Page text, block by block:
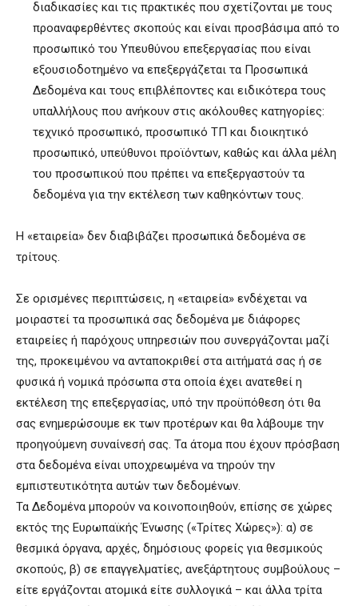
διαδικασίες και τις πρακτικές που σχετίζονται με τους
προαναφερθέντες σκοπούς και είναι προσβάσιμα από το
προσωπικό του Υπευθύνου επεξεργασίας που είναι
εξουσιοδοτημένο να επεξεργάζεται τα Προσωπικά
Δεδομένα και τους επιβλέποντες και ειδικότερα τους
υπαλλήλους που ανήκουν στις ακόλουθες κατηγορίες:
τεχνικό προσωπικό, προσωπικό ΤΠ και διοικητικό
προσωπικό, υπεύθυνοι προϊόντων, καθώς και άλλα μέλη
του προσωπικού που πρέπει να επεξεργαστούν τα
δεδομένα για την εκτέλεση των καθηκόντων τους.
Η «εταιρεία» δεν διαβιβάζει προσωπικά δεδομένα σε
τρίτους.
Σε ορισμένες περιπτώσεις, η «εταιρεία» ενδέχεται να
μοιραστεί τα προσωπικά σας δεδομένα με διάφορες
εταιρείες ή παρόχους υπηρεσιών που συνεργάζονται μαζί
της, προκειμένου να ανταποκριθεί στα αιτήματά σας ή σε
φυσικά ή νομικά πρόσωπα στα οποία έχει ανατεθεί η
εκτέλεση της επεξεργασίας, υπό την προϋπόθεση ότι θα
σας ενημερώσουμε εκ των προτέρων και θα λάβουμε την
προηγούμενη συναίνεσή σας. Τα άτομα που έχουν πρόσβαση
στα δεδομένα είναι υποχρεωμένα να τηρούν την
εμπιστευτικότητα αυτών των δεδομένων.
Τα Δεδομένα μπορούν να κοινοποιηθούν, επίσης σε χώρες
εκτός της Ευρωπαϊκής Ένωσης («Τρίτες Χώρες»): α) σε
θεσμικά όργανα, αρχές, δημόσιους φορείς για θεσμικούς
σκοπούς, β) σε επαγγελματίες, ανεξάρτητους συμβούλους –
είτε εργάζονται ατομικά είτε συλλογικά – και άλλα τρίτα